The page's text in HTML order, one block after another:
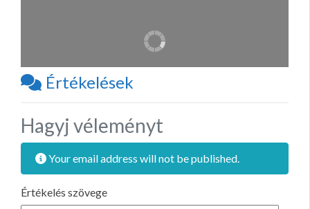
Értékelések
Hagyj véleményt
Your email address will not be published.
Értékelés szövege